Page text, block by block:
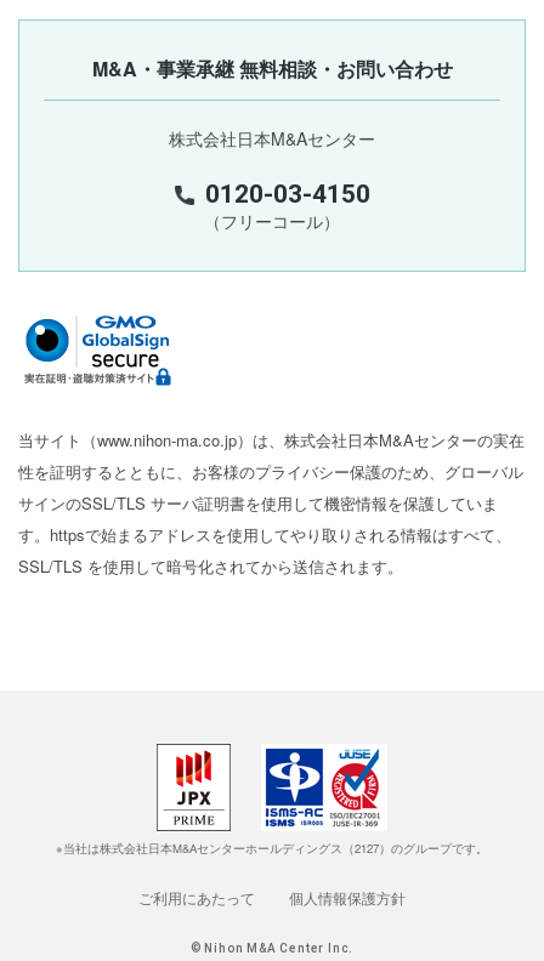
M&A・事業承継 無料相談・お問い合わせ
株式会社日本M&Aセンター
0120-03-4150
（フリーコール）
当サイト（www.nihon-ma.co.jp）は、株式会社日本M&Aセンターの実在
性を証明するとともに、お客様のプライバシー保護のため、グローバル
サインのSSL/TLS サーバ証明書を使用して機密情報を保護していま
す。httpsで始まるアドレスを使用してやり取りされる情報はすべて、
SSL/TLS を使用して暗号化されてから送信されます。
※当社は株式会社日本M&Aセンターホールディングス（2127）のグループです。
ご利用にあたって 個人情報保護方針
© Nihon M&A Center Inc.